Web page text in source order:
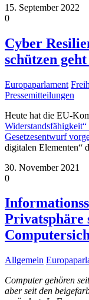
15. September 2022
0
Cyber
schützen
Europaparlament
Pressemitteilungen
Heute hat die EU-
Gesetzesentwurf
digitalen Elementen“
30. November 2021
0
Privatsphäre
Allgemein
Computer gehören
aber seit den